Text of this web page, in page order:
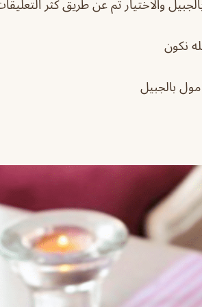
والاختيار تم عن طريق كثر
نكون
بالجبيل